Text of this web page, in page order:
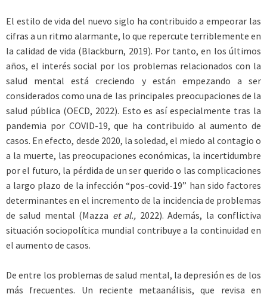
El estilo de vida del nuevo siglo ha contribuido a empeorar las
cifras a un ritmo alarmante, lo que repercute terriblemente en
la calidad de vida (Blackburn, 2019). Por tanto, en los últimos
años, el interés social por los problemas relacionados con la
salud mental está creciendo y están empezando a ser
considerados como una de las principales preocupaciones de la
salud pública (OECD, 2022). Esto es así especialmente tras la
pandemia por COVID-19, que ha contribuido al aumento de
casos. En efecto, desde 2020, la soledad, el miedo al contagio o
a la muerte, las preocupaciones económicas, la incertidumbre
por el futuro, la pérdida de un ser querido o las complicaciones
a largo plazo de la infección “pos-covid-19” han sido factores
determinantes en el incremento de la incidencia de problemas
de salud mental (Mazza et al., 2022). Además, la conflictiva
situación sociopolítica mundial contribuye a la continuidad en
el aumento de casos.
De entre los problemas de salud mental, la depresión es de los
más frecuentes. Un reciente metaanálisis, que revisa en